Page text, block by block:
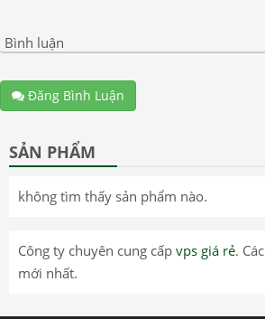
Bình luận
Đăng Bình Luận
SẢN PHẨM
không tìm thấy sản phẩm nào.
Công ty chuyên cung cấp vps giá rẻ. Các
mới nhất.